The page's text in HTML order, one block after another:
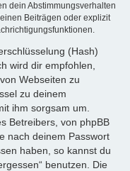
dein Abstimmungsverhalten
Beiträgen oder explizit
(Hash)
wird dir empfohlen,
Webseiten zu
zu deinem
ihm sorgsam um.
Betreibers, von phpBB
nach deinem Passwort
haben, so kannst du
benutzen. Die